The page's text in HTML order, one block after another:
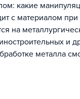
какие
с материалом
на
и
металла